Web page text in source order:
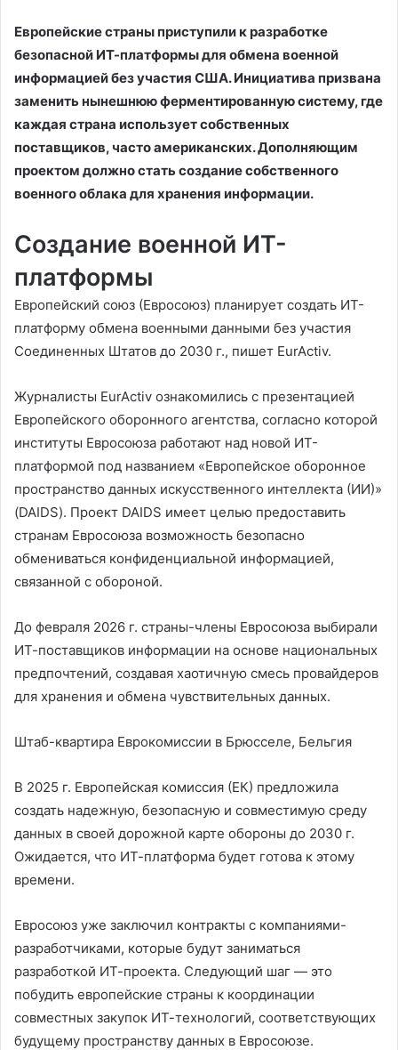
Европейские страны приступили к разработке
безопасной ИТ-платформы для обмена военной
информацией без участия США. Инициатива призвана
заменить нынешнюю ферментированную систему, где
каждая страна использует собственных
поставщиков, часто американских. Дополняющим
проектом должно стать создание собственного
военного облака для хранения информации.
Создание военной ИТ-
платформы
Европейский союз (Евросоюз) планирует создать ИТ-
платформу обмена военными данными без участия
Соединенных Штатов до 2030 г., пишет EurActiv.
Журналисты EurActiv ознакомились с презентацией
Европейского оборонного агентства, согласно которой
институты Евросоюза работают над новой ИТ-
платформой под названием «Европейское оборонное
пространство данных искусственного интеллекта (ИИ)»
(DAIDS). Проект DAIDS имеет целью предоставить
странам Евросоюза возможность безопасно
обмениваться конфиденциальной информацией,
связанной с обороной.
До февраля 2026 г. страны-члены Евросоюза выбирали
ИТ-поставщиков информации на основе национальных
предпочтений, создавая хаотичную смесь провайдеров
для хранения и обмена чувствительных данных.
Штаб-квартира Еврокомиссии в Брюсселе, Бельгия
В 2025 г. Европейская комиссия (ЕК) предложила
создать надежную, безопасную и совместимую среду
данных в своей дорожной карте обороны до 2030 г.
Ожидается, что ИТ-платформа будет готова к этому
времени.
Евросоюз уже заключил контракты с компаниями-
разработчиками, которые будут заниматься
разработкой ИТ-проекта. Следующий шаг — это
побудить европейские страны к координации
совместных закупок ИТ-технологий, соответствующих
будущему пространству данных в Евросоюзе.